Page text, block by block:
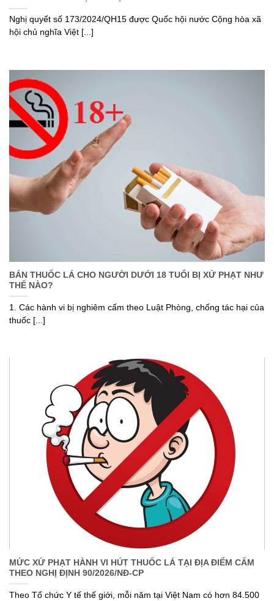
Nghị quyết số 173/2024/QH15 được Quốc hội nước Cộng hòa xã
hội chủ nghĩa Việt [...]
BÁN THUỐC LÁ CHO NGƯỜI DƯỚI 18 TUỔI BỊ XỬ PHẠT NHƯ
THẾ NÀO?
1. Các hành vi bị nghiêm cấm theo Luật Phòng, chống tác hại của
thuốc [...]
MỨC XỬ PHẠT HÀNH VI HÚT THUỐC LÁ TẠI ĐỊA ĐIỂM CẤM
THEO NGHỊ ĐỊNH 90/2026/NĐ-CP
Theo Tổ chức Y tế thế giới, mỗi năm tại Việt Nam có hơn 84.500